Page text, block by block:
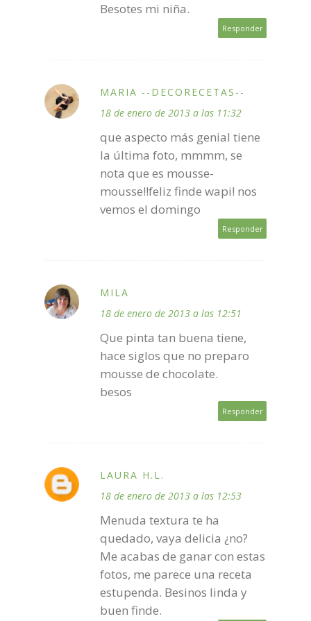
Besotes mi niña.
Responder
MARIA --DECORECETAS--
18 de enero de 2013 a las 11:32
que aspecto más genial tiene
la última foto, mmmm, se
nota que es mousse-
mousse!!feliz finde wapi! nos
vemos el domingo
Responder
MILA
18 de enero de 2013 a las 12:51
Que pinta tan buena tiene,
hace siglos que no preparo
mousse de chocolate.
besos
Responder
LAURA H.L.
18 de enero de 2013 a las 12:53
Menuda textura te ha
quedado, vaya delicia ¿no?
Me acabas de ganar con estas
fotos, me parece una receta
estupenda. Besinos linda y
buen finde.